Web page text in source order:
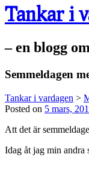
Tankar i
– en blogg
Semmeldagen
Tankar i vardagen >
Posted on 5 mars,
Att det är
Idag åt jag min andra